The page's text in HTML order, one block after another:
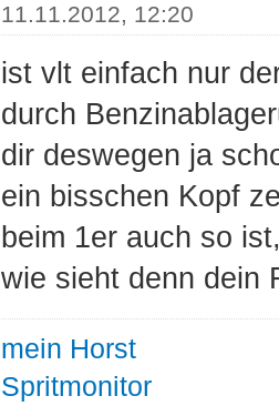
11.11.2012, 12:20
ist vlt einfach nur
durch
dir deswegen ja
ein bisschen Kopf
beim 1er auch so
wie sieht denn dein
mein Horst
Spritmonitor